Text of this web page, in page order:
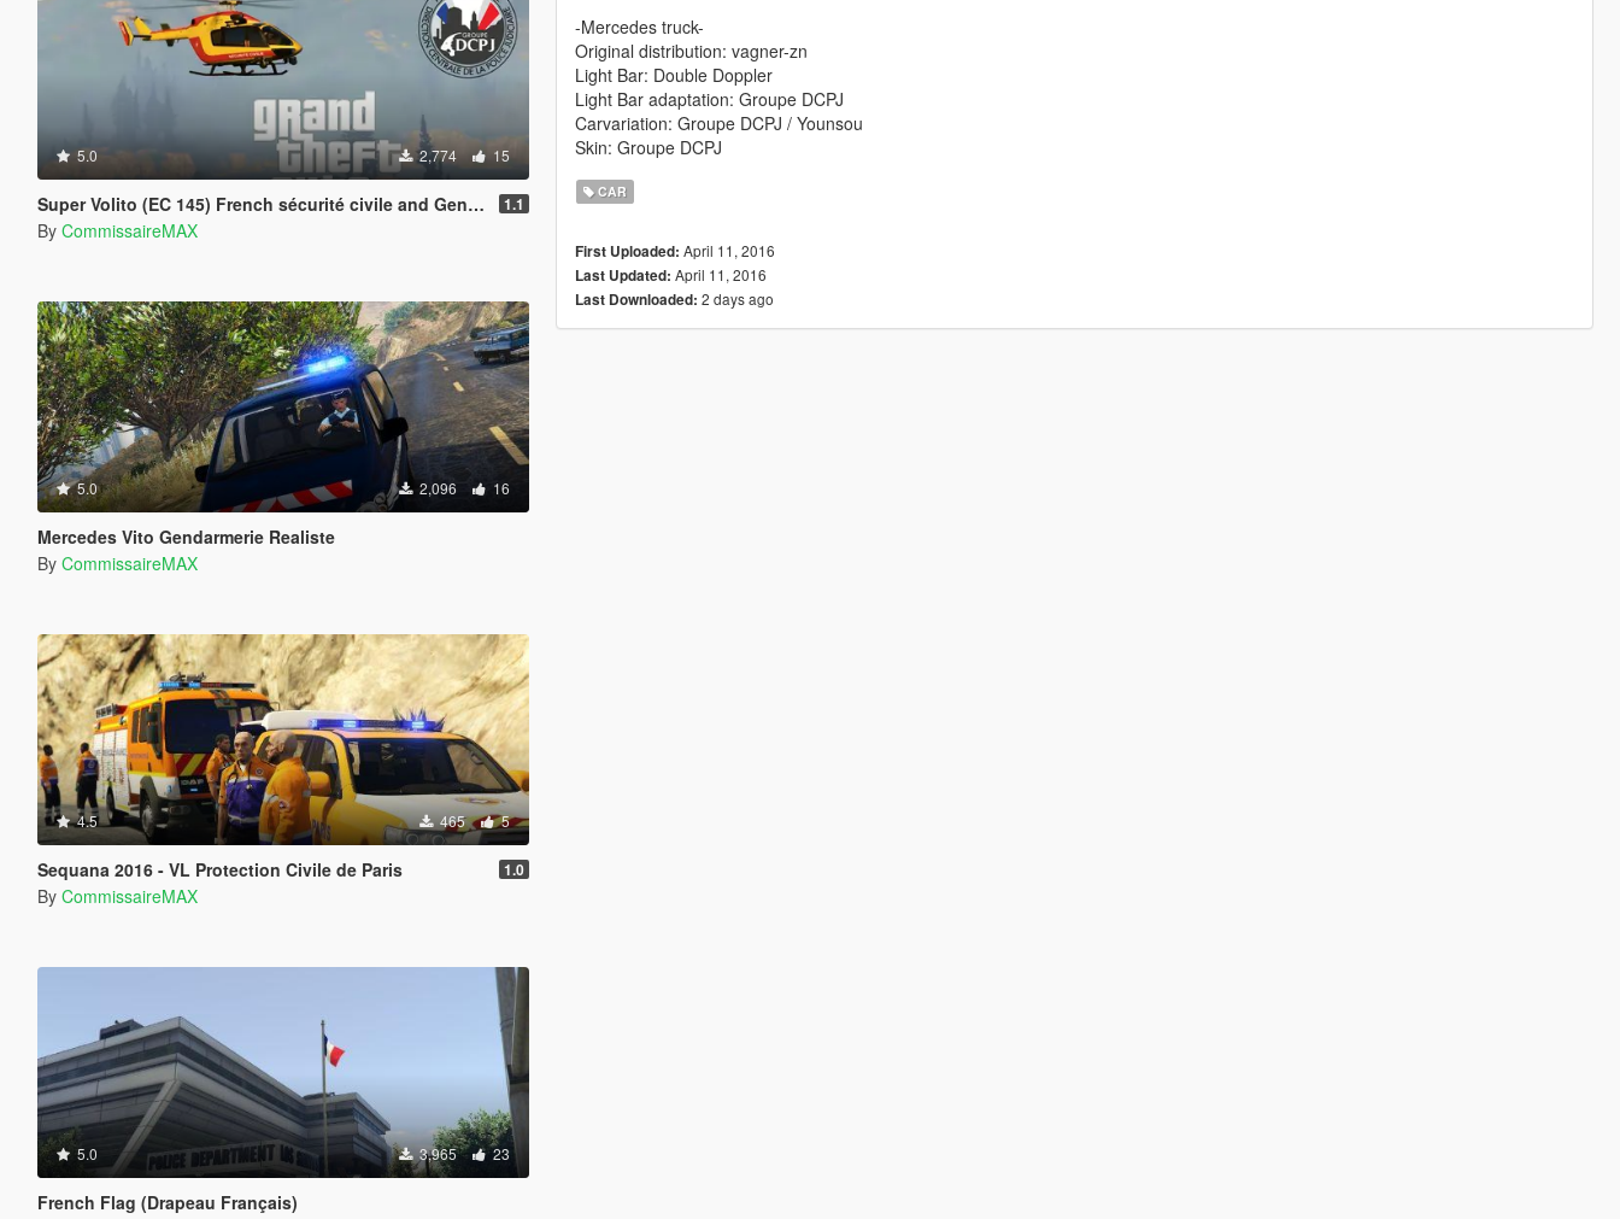
5.0 2,774 15
Super Volito (EC 145) French sécurité civile and Gendarmerie Pack 1.1
By CommissaireMAX
5.0 2,096 16
Mercedes Vito Gendarmerie Realiste
By CommissaireMAX
4.5 465 5
Sequana 2016 - VL Protection Civile de Paris 1.0
By CommissaireMAX
5.0 3,965 23
French Flag (Drapeau Français)
-Mercedes truck-
Original distribution: vagner-zn
Light Bar: Double Doppler
Light Bar adaptation: Groupe DCPJ
Carvariation: Groupe DCPJ / Younsou
Skin: Groupe DCPJ
CAR
First Uploaded: April 11, 2016
Last Updated: April 11, 2016
Last Downloaded: 2 days ago